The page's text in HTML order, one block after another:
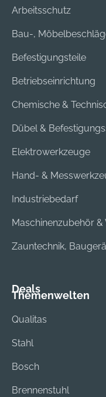
Arbeitsschutz
Bau-,
Befestigungsteile
Betriebseinrichtung
Chemische &
Dübel &
Elektrowerkzeuge
Hand- &
Industriebedarf
Maschinenzubehör
Zauntechnik,
Deals
Themenwelten
Qualitas
Stahl
Bosch
Brennenstuhl